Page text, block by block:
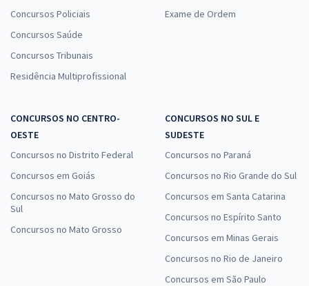
Concursos Policiais
Concursos Saúde
Concursos Tribunais
Residência Multiprofissional
Exame de Ordem
CONCURSOS NO CENTRO-
OESTE
Concursos no Distrito Federal
Concursos em Goiás
Concursos no Mato Grosso do
Sul
Concursos no Mato Grosso
CONCURSOS NO SUL E
SUDESTE
Concursos no Paraná
Concursos no Rio Grande do Sul
Concursos em Santa Catarina
Concursos no Espírito Santo
Concursos em Minas Gerais
Concursos no Rio de Janeiro
Concursos em São Paulo